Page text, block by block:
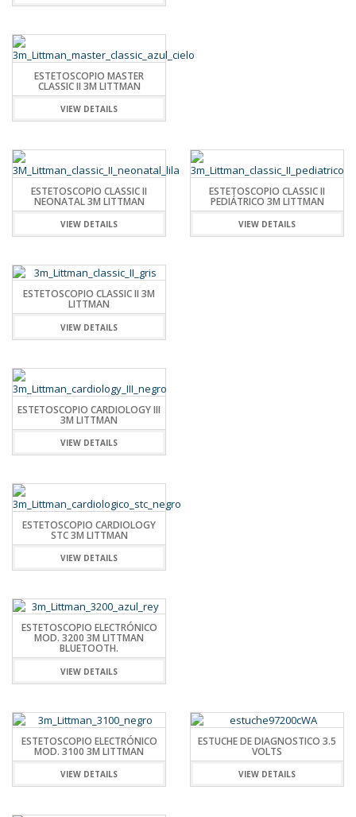
ESTETOSCOPIO MASTER
CLASSIC II 3M LITTMAN
VIEW DETAILS
ESTETOSCOPIO CLASSIC II
NEONATAL 3M LITTMAN
VIEW DETAILS
ESTETOSCOPIO CLASSIC II
PEDIÁTRICO 3M LITTMAN
VIEW DETAILS
ESTETOSCOPIO CLASSIC II 3M
LITTMAN
VIEW DETAILS
ESTETOSCOPIO CARDIOLOGY III
3M LITTMAN
VIEW DETAILS
ESTETOSCOPIO CARDIOLOGY
STC 3M LITTMAN
VIEW DETAILS
ESTETOSCOPIO ELECTRÓNICO
MOD. 3200 3M LITTMAN
BLUETOOTH.
VIEW DETAILS
ESTETOSCOPIO ELECTRÓNICO
MOD. 3100 3M LITTMAN
VIEW DETAILS
ESTUCHE DE DIAGNOSTICO 3.5
VOLTS
VIEW DETAILS